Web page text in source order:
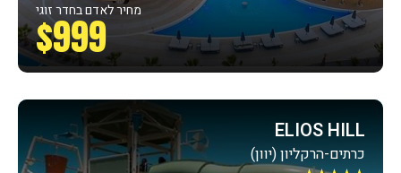
ELIOS HILL
כרתים-הרקליון (יוון)
מחיר לאדם בחדר זוגי
$999